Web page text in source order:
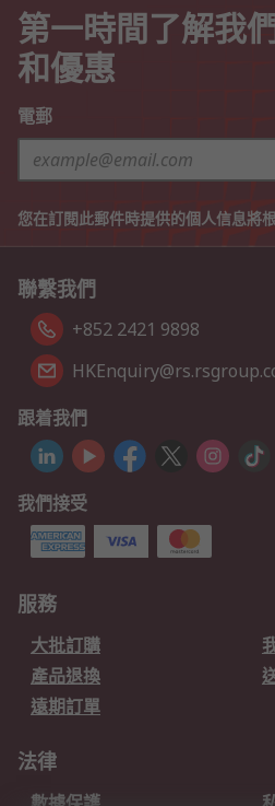
第一時間了解我
和優惠
電郵
您在訂閱此郵件時提供的個人信息將
聯繫我們
+852 2421 9898
跟着我們
我們接受
服務
大批訂購
產品退換
遠期訂單
法律